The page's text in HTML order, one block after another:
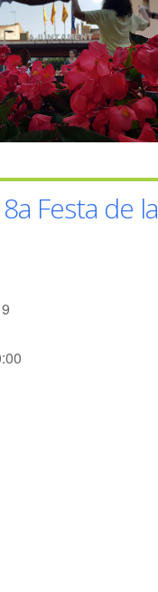
Festa de la